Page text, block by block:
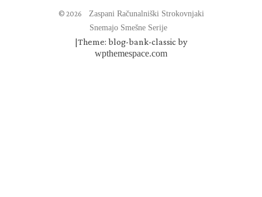
© 2026
Zaspani Računalniški Strokovnjaki
Snemajo Smešne Serije
|Theme: blog-bank-classic by
wpthemespace.com